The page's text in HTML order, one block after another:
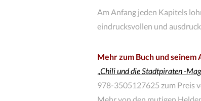
Am Anfang jeden Kapitels
eindrucksvollen und
Mehr zum Buch und seinem
„Chili und die Stadtpiraten -
978-3505127625 zum Preis